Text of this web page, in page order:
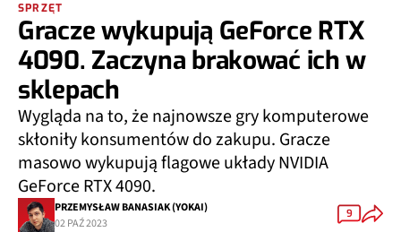
SPRZĘT
Gracze wykupują GeForce RTX
4090. Zaczyna brakować ich w
sklepach
Wygląda na to, że najnowsze gry komputerowe
skłoniły konsumentów do zakupu. Gracze
masowo wykupują flagowe układy NVIDIA
GeForce RTX 4090.
PRZEMYSŁAW BANASIAK (YOKAI)
02 PAŹ 2023
9